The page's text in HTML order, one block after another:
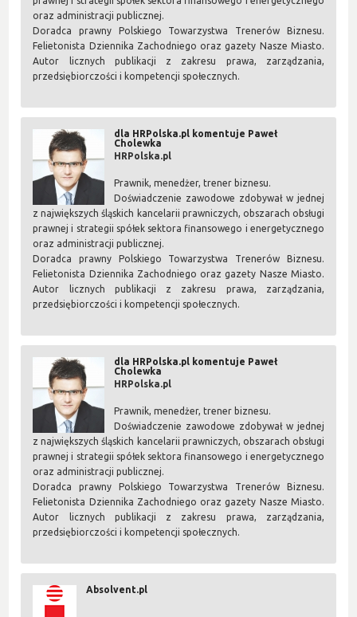
oraz administracji publicznej.
Doradca prawny Polskiego Towarzystwa Trenerów Biznesu.
Felietonista Dziennika Zachodniego oraz gazety Nasze Miasto.
Autor licznych publikacji z zakresu prawa, zarządzania,
przedsiębiorczości i kompetencji społecznych.
dla HRPolska.pl komentuje Paweł
Cholewka
HRPolska.pl
Prawnik, menedżer, trener biznesu.
Doświadczenie zawodowe zdobywał w jednej
z największych śląskich kancelarii prawniczych, obszarach obsługi
prawnej i strategii spółek sektora finansowego i energetycznego
oraz administracji publicznej.
Doradca prawny Polskiego Towarzystwa Trenerów Biznesu.
Felietonista Dziennika Zachodniego oraz gazety Nasze Miasto.
Autor licznych publikacji z zakresu prawa, zarządzania,
przedsiębiorczości i kompetencji społecznych.
dla HRPolska.pl komentuje Paweł
Cholewka
HRPolska.pl
Prawnik, menedżer, trener biznesu.
Doświadczenie zawodowe zdobywał w jednej
z największych śląskich kancelarii prawniczych, obszarach obsługi
prawnej i strategii spółek sektora finansowego i energetycznego
oraz administracji publicznej.
Doradca prawny Polskiego Towarzystwa Trenerów Biznesu.
Felietonista Dziennika Zachodniego oraz gazety Nasze Miasto.
Autor licznych publikacji z zakresu prawa, zarządzania,
przedsiębiorczości i kompetencji społecznych.
Absolvent.pl